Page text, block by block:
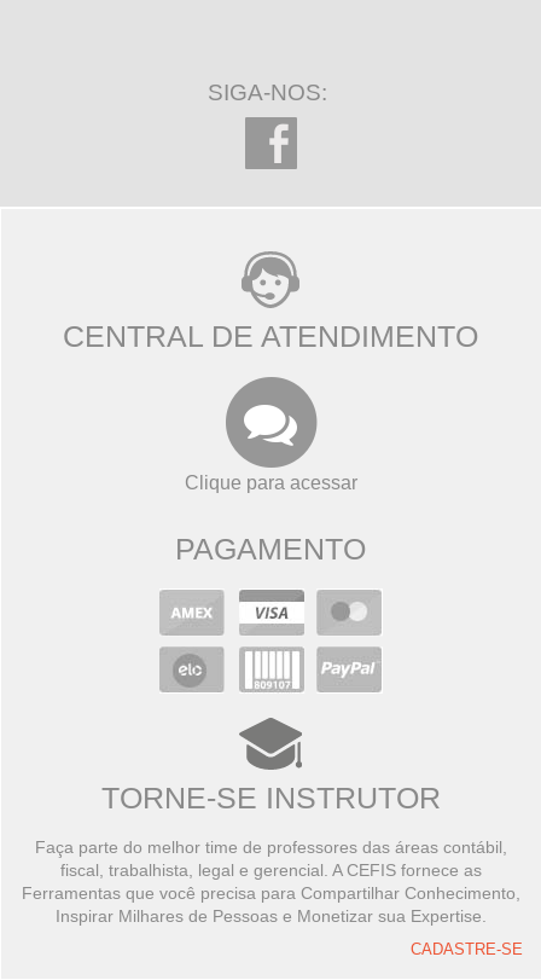
SIGA-NOS:
CENTRAL DE ATENDIMENTO
Clique para acessar
PAGAMENTO
TORNE-SE INSTRUTOR
Faça parte do melhor time de professores das áreas contábil,
fiscal, trabalhista, legal e gerencial. A CEFIS fornece as
Ferramentas que você precisa para Compartilhar Conhecimento,
Inspirar Milhares de Pessoas e Monetizar sua Expertise.
CADASTRE-SE